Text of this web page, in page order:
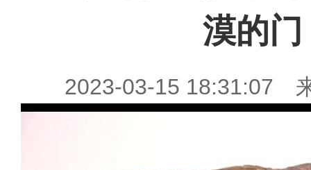
漠的门
2023-03-15 18:31:07